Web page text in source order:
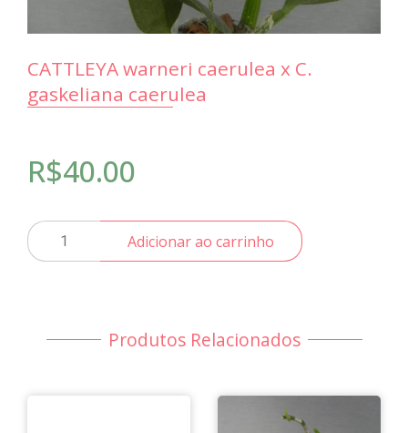
CATTLEYA warneri caerulea x C.
gaskeliana caerulea
R$40.00
CATTLEYA
warneri
Adicionar ao carrinho
Produtos Relacionados